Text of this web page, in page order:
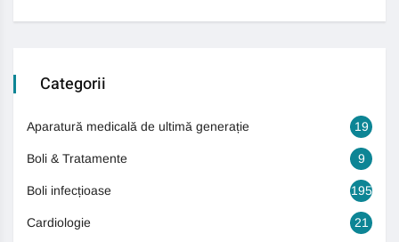
Categorii
Aparatură medicală de ultimă generație 19
Boli & Tratamente 9
Boli infecțioase 195
Cardiologie 21